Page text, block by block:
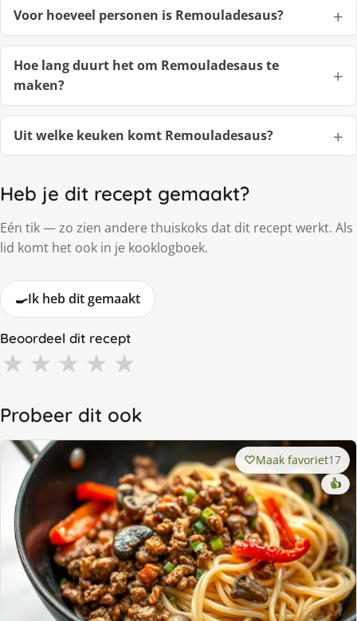
Voor hoeveel personen is Remouladesaus?
Hoe lang duurt het om Remouladesaus te
maken?
Uit welke keuken komt Remouladesaus?
Heb je dit recept gemaakt?
Eén tik — zo zien andere thuiskoks dat dit recept werkt. Als
lid komt het ook in je kooklogboek.
🍳Ik heb dit gemaakt
Beoordeel dit recept
★ ★ ★ ★ ★
Probeer dit ook
Maak favoriet17
👍